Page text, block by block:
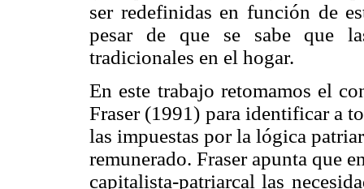
ser redefinidas en función de
pesar de que se sabe que
tradicionales en el hogar.
En este trabajo retomamos el
Fraser (1991) para identificar a
las impuestas por la lógica
remunerado. Fraser apunta que
capitalista-patriarcal las